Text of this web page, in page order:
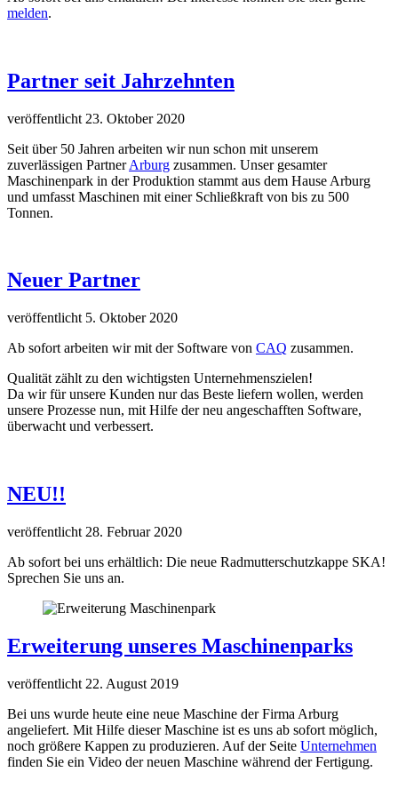
melden.
Partner seit Jahrzehnten
veröffentlicht 23. Oktober 2020
Seit über 50 Jahren arbeiten wir nun schon mit unserem
zuverlässigen PartnerArburg zusammen. Unser gesamter
Maschinenpark in der Produktion stammt aus dem Hause Arburg
und umfasst Maschinen mit einer Schließkraft von bis zu 500
Tonnen.
Neuer Partner
veröffentlicht 5. Oktober 2020
Ab sofort arbeiten wir mit der Software von CAQ zusammen.
Qualität zählt zu den wichtigsten Unternehmenszielen!
Da wir für unsere Kunden nur das Beste liefern wollen, werden
unsere Prozesse nun, mit Hilfe der neu angeschafften Software,
überwacht und verbessert.
NEU!!
veröffentlicht 28. Februar 2020
Ab sofort bei uns erhältlich: Die neue Radmutterschutzkappe SKA!
Sprechen Sie uns an.
Erweiterung unseres Maschinenparks
veröffentlicht 22. August 2019
Bei uns wurde heute eine neue Maschine der Firma Arburg
angeliefert. Mit Hilfe dieser Maschine ist es uns ab sofort möglich,
noch größere Kappen zu produzieren. Auf der Seite Unternehmen
finden Sie ein Video der neuen Maschine während der Fertigung.